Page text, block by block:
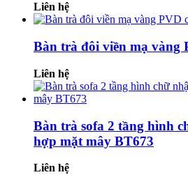
Liên hệ
Bàn trà đôi viền mạ vàng
Liên hệ
Bàn trà sofa 2 tầng hình
hợp mặt mây BT673
Liên hệ